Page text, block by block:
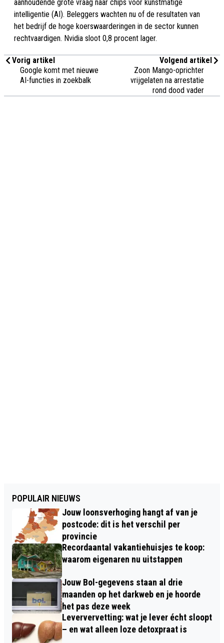
aanhoudende grote vraag naar chips voor kunstmatige
intelligentie (AI). Beleggers wachten nu of de resultaten van
het bedrijf de hoge koerswaarderingen in de sector kunnen
rechtvaardigen. Nvidia sloot 0,8 procent lager.
Vorig artikel
Google komt met nieuwe
AI-functies in zoekbalk
Volgend artikel
Zoon Mango-oprichter
vrijgelaten na arrestatie
rond dood vader
POPULAIR NIEUWS
Jouw loonsverhoging hangt af van je
postcode: dit is het verschil per
provincie
Recordaantal vakantiehuisjes te koop:
waarom eigenaren nu uitstappen
Jouw Bol-gegevens staan al drie
maanden op het darkweb en je hoorde
het pas deze week
Leververvetting: wat je lever écht sloopt
– en wat alleen loze detoxpraat is